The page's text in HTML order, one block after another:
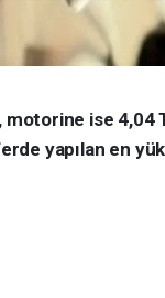
motorine ise
yapılan en